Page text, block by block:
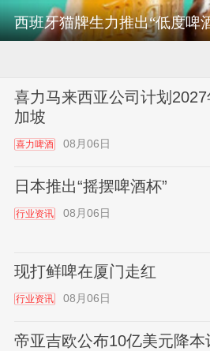
西班牙猫牌生力推出“低度啤
喜力马来西亚公司计划
加坡
喜力啤酒 08月06日
日本推出“摇摆啤酒杯”
行业资讯 08月06日
现打鲜啤在厦门走红
行业资讯 08月06日
帝亚吉欧公布10亿美元降本